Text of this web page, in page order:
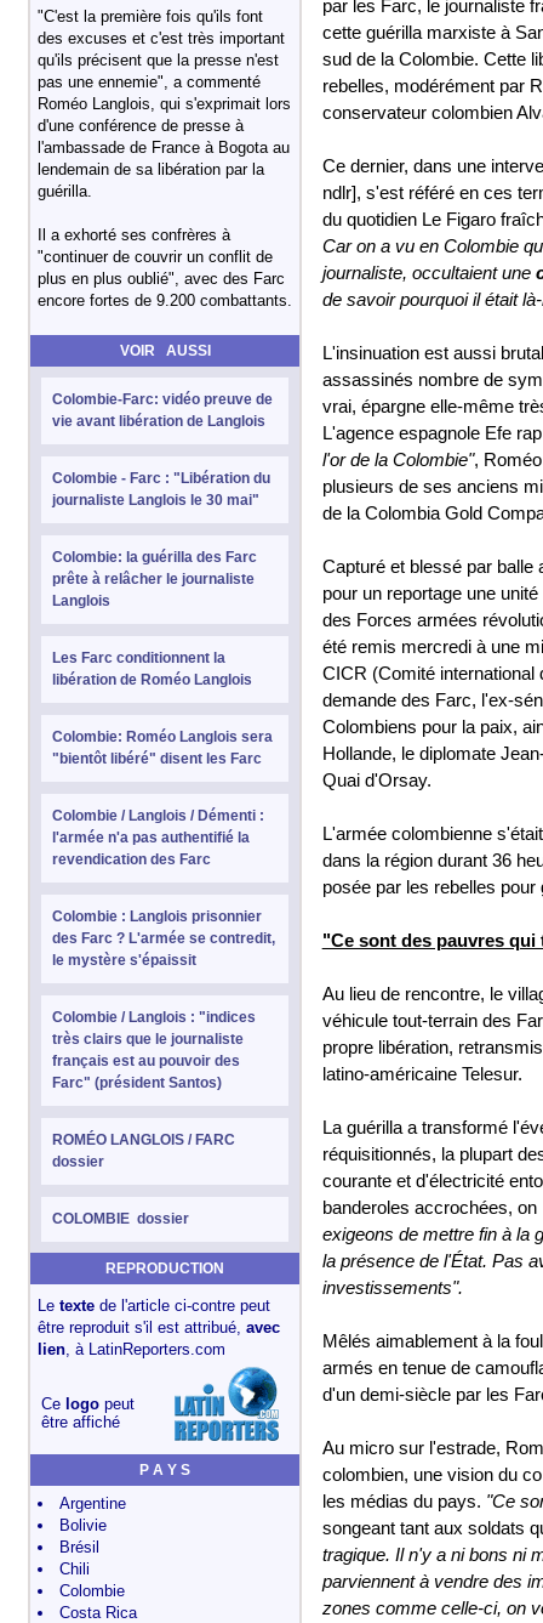
par les Farc, le journaliste
cette guérilla marxiste à
sud de la Colombie. Cette
rebelles, modérément par
conservateur colombien
Ce dernier, dans une
ndlr], s'est référé en ces
du quotidien Le Figaro
Car on a vu en Colombie
journaliste, occultaient une
de savoir pourquoi il était
L'insinuation est aussi
assassinés nombre de
vrai, épargne elle-même
L'agence espagnole Efe
l'or de la Colombie",
plusieurs de ses anciens
de la Colombia Gold
Capturé et blessé par balle
pour un reportage une
des Forces armées
été remis mercredi à une
CICR (Comité international
demande des Farc, l'ex-
Colombiens pour la paix,
Hollande, le diplomate
Quai d'Orsay.
L'armée colombienne
dans la région durant 36
posée par les rebelles pour
"Ce sont des pauvres
Au lieu de rencontre, le
véhicule tout-terrain des
propre libération,
latino-américaine Telesur.
La guérilla a transformé
réquisitionnés, la plupart
courante et d'électricité
banderoles accrochées,
exigeons de mettre fin à la
la présence de l'État. Pas
investissements".
Mêlés aimablement à la
armés en tenue de
d'un demi-siècle par les
Au micro sur l'estrade,
colombien, une vision du
les médias du pays. "Ce
songeant tant aux soldats
tragique. Il n'y a ni bons ni
parviennent à vendre des
zones comme celle-ci, on
"C'est la première fois qu'ils font
des excuses et c'est très important
qu'ils précisent que la presse n'est
pas une ennemie", a commenté
Roméo Langlois, qui s'exprimait lors
d'une conférence de presse à
l'ambassade de France à Bogota au
lendemain de sa libération par la
guérilla.
Il a exhorté ses confrères à
"continuer de couvrir un conflit de
plus en plus oublié", avec des Farc
encore fortes de 9.200 combattants.
VOIR AUSSI
Colombie-Farc: vidéo preuve de
vie avant libération de Langlois
Colombie - Farc : "Libération du
journaliste Langlois le 30 mai"
Colombie: la guérilla des Farc
prête à relâcher le journaliste
Langlois
Les Farc conditionnent la
libération de Roméo Langlois
Colombie: Roméo Langlois sera
"bientôt libéré" disent les Farc
Colombie / Langlois / Démenti :
l'armée n'a pas authentifié la
revendication des Farc
Colombie : Langlois prisonnier
des Farc ? L'armée se contredit,
le mystère s'épaissit
Colombie / Langlois : "indices
très clairs que le journaliste
français est au pouvoir des
Farc" (président Santos)
ROMÉO LANGLOIS / FARC
dossier
COLOMBIE dossier
REPRODUCTION
Le texte de l'article ci-contre peut
être reproduit s'il est attribué, avec
lien, à LatinReporters.com
Ce logo peut
être affiché
P A Y S
Argentine
Bolivie
Brésil
Chili
Colombie
Costa Rica